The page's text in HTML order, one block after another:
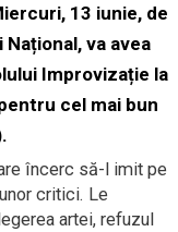
13 iunie, de
Național, va avea
Improvizație la
cel mai bun
încerc să-l imit pe
critici. Le
artei, refuzul